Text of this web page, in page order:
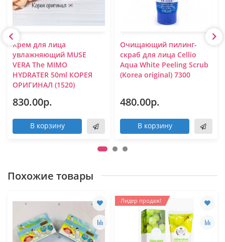
Крем для лица
увлажняющий MUSE
VERA The MIMO
HYDRATER 50ml КОРЕЯ
ОРИГИНАЛ (1520)
830.00р.
В корзину
Очищающий пилинг-
скраб для лица Cellio
Aqua White Peeling Scrub
(Korea original) 7300
480.00р.
В корзину
Похожие товары
Лидер продаж!